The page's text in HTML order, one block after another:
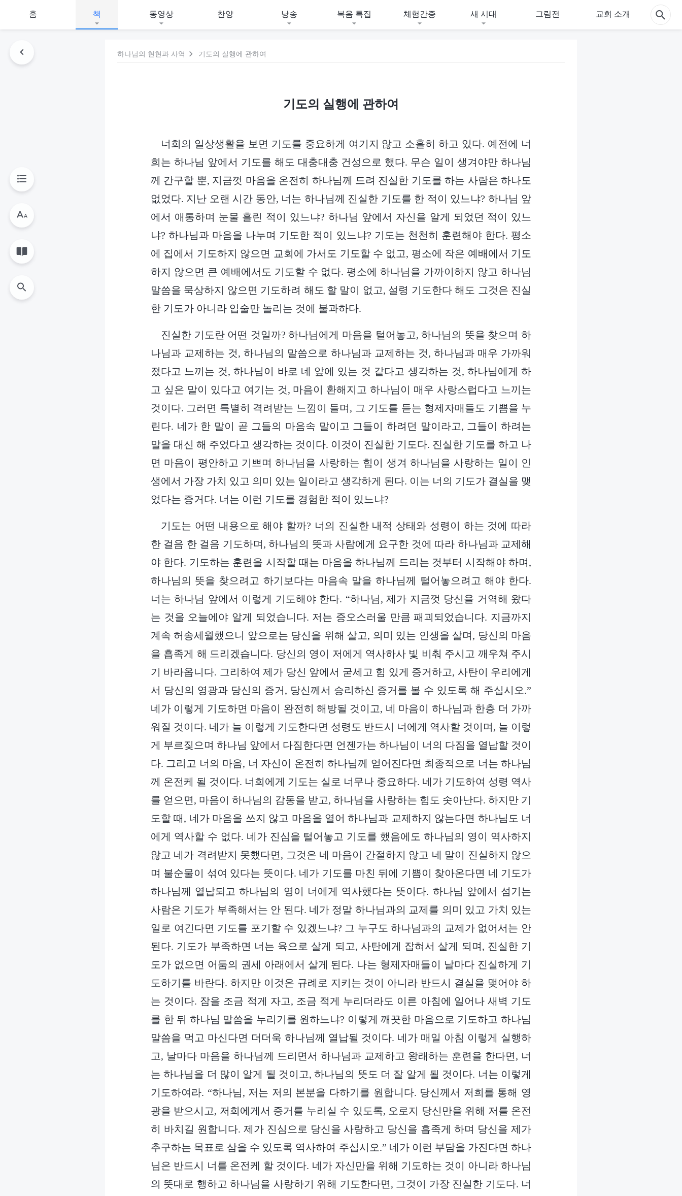
홈 책 동영상 찬양 낭송 복음 특집 체험간증 새 시대 그림전 교회 소개
하나님의 현현과 사역 기도의 실행에 관하여
기도의 실행에 관하여
너희의 일상생활을 보면 기도를 중요하게 여기지 않고 소홀히 하고 있다. 예전에 너
희는 하나님 앞에서 기도를 해도 대충대충 건성으로 했다. 무슨 일이 생겨야만 하나님
께 간구할 뿐, 지금껏 마음을 온전히 하나님께 드려 진실한 기도를 하는 사람은 하나도
없었다. 지난 오랜 시간 동안, 너는 하나님께 진실한 기도를 한 적이 있느냐? 하나님 앞
에서 애통하며 눈물 흘린 적이 있느냐? 하나님 앞에서 자신을 알게 되었던 적이 있느
냐? 하나님과 마음을 나누며 기도한 적이 있느냐? 기도는 천천히 훈련해야 한다. 평소
에 집에서 기도하지 않으면 교회에 가서도 기도할 수 없고, 평소에 작은 예배에서 기도
하지 않으면 큰 예배에서도 기도할 수 없다. 평소에 하나님을 가까이하지 않고 하나님
말씀을 묵상하지 않으면 기도하려 해도 할 말이 없고, 설령 기도한다 해도 그것은 진실
한 기도가 아니라 입술만 놀리는 것에 불과하다.
진실한 기도란 어떤 것일까? 하나님에게 마음을 털어놓고, 하나님의 뜻을 찾으며 하
나님과 교제하는 것, 하나님의 말씀으로 하나님과 교제하는 것, 하나님과 매우 가까워
졌다고 느끼는 것, 하나님이 바로 네 앞에 있는 것 같다고 생각하는 것, 하나님에게 하
고 싶은 말이 있다고 여기는 것, 마음이 환해지고 하나님이 매우 사랑스럽다고 느끼는
것이다. 그러면 특별히 격려받는 느낌이 들며, 그 기도를 듣는 형제자매들도 기쁨을 누
린다. 네가 한 말이 곧 그들의 마음속 말이고 그들이 하려던 말이라고, 그들이 하려는
말을 대신 해 주었다고 생각하는 것이다. 이것이 진실한 기도다. 진실한 기도를 하고 나
면 마음이 평안하고 기쁘며 하나님을 사랑하는 힘이 생겨 하나님을 사랑하는 일이 인
생에서 가장 가치 있고 의미 있는 일이라고 생각하게 된다. 이는 너의 기도가 결실을 맺
었다는 증거다. 너는 이런 기도를 경험한 적이 있느냐?
기도는 어떤 내용으로 해야 할까? 너의 진실한 내적 상태와 성령이 하는 것에 따라
한 걸음 한 걸음 기도하며, 하나님의 뜻과 사람에게 요구한 것에 따라 하나님과 교제해
야 한다. 기도하는 훈련을 시작할 때는 마음을 하나님께 드리는 것부터 시작해야 하며,
하나님의 뜻을 찾으려고 하기보다는 마음속 말을 하나님께 털어놓으려고 해야 한다.
너는 하나님 앞에서 이렇게 기도해야 한다. “하나님, 제가 지금껏 당신을 거역해 왔다
는 것을 오늘에야 알게 되었습니다. 저는 증오스러울 만큼 패괴되었습니다. 지금까지
계속 허송세월했으니 앞으로는 당신을 위해 살고, 의미 있는 인생을 살며, 당신의 마음
을 흡족게 해 드리겠습니다. 당신의 영이 저에게 역사하사 빛 비춰 주시고 깨우쳐 주시
기 바라옵니다. 그리하여 제가 당신 앞에서 굳세고 힘 있게 증거하고, 사탄이 우리에게
서 당신의 영광과 당신의 증거, 당신께서 승리하신 증거를 볼 수 있도록 해 주십시오.”
네가 이렇게 기도하면 마음이 완전히 해방될 것이고, 네 마음이 하나님과 한층 더 가까
워질 것이다. 네가 늘 이렇게 기도한다면 성령도 반드시 너에게 역사할 것이며, 늘 이렇
게 부르짖으며 하나님 앞에서 다짐한다면 언젠가는 하나님이 너의 다짐을 열납할 것이
다. 그리고 너의 마음, 너 자신이 온전히 하나님께 얻어진다면 최종적으로 너는 하나님
께 온전케 될 것이다. 너희에게 기도는 실로 너무나 중요하다. 네가 기도하여 성령 역사
를 얻으면, 마음이 하나님의 감동을 받고, 하나님을 사랑하는 힘도 솟아난다. 하지만 기
도할 때, 네가 마음을 쓰지 않고 마음을 열어 하나님과 교제하지 않는다면 하나님도 너
에게 역사할 수 없다. 네가 진심을 털어놓고 기도를 했음에도 하나님의 영이 역사하지
않고 네가 격려받지 못했다면, 그것은 네 마음이 간절하지 않고 네 말이 진실하지 않으
며 불순물이 섞여 있다는 뜻이다. 네가 기도를 마친 뒤에 기쁨이 찾아온다면 네 기도가
하나님께 열납되고 하나님의 영이 너에게 역사했다는 뜻이다. 하나님 앞에서 섬기는
사람은 기도가 부족해서는 안 된다. 네가 정말 하나님과의 교제를 의미 있고 가치 있는
일로 여긴다면 기도를 포기할 수 있겠느냐? 그 누구도 하나님과의 교제가 없어서는 안
된다. 기도가 부족하면 너는 육으로 살게 되고, 사탄에게 잡혀서 살게 되며, 진실한 기
도가 없으면 어둠의 권세 아래에서 살게 된다. 나는 형제자매들이 날마다 진실하게 기
도하기를 바란다. 하지만 이것은 규례로 지키는 것이 아니라 반드시 결실을 맺어야 하
는 것이다. 잠을 조금 적게 자고, 조금 적게 누리더라도 이른 아침에 일어나 새벽 기도
를 한 뒤 하나님 말씀을 누리기를 원하느냐? 이렇게 깨끗한 마음으로 기도하고 하나님
말씀을 먹고 마신다면 더더욱 하나님께 열납될 것이다. 네가 매일 아침 이렇게 실행하
고, 날마다 마음을 하나님께 드리면서 하나님과 교제하고 왕래하는 훈련을 한다면, 너
는 하나님을 더 많이 알게 될 것이고, 하나님의 뜻도 더 잘 알게 될 것이다. 너는 이렇게
기도하여라. “하나님, 저는 저의 본분을 다하기를 원합니다. 당신께서 저희를 통해 영
광을 받으시고, 저희에게서 증거를 누리실 수 있도록, 오로지 당신만을 위해 저를 온전
히 바치길 원합니다. 제가 진심으로 당신을 사랑하고 당신을 흡족게 하며 당신을 제가
추구하는 목표로 삼을 수 있도록 역사하여 주십시오.” 네가 이런 부담을 가진다면 하나
님은 반드시 너를 온전케 할 것이다. 네가 자신만을 위해 기도하는 것이 아니라 하나님
의 뜻대로 행하고 하나님을 사랑하기 위해 기도한다면, 그것이 가장 진실한 기도다. 너